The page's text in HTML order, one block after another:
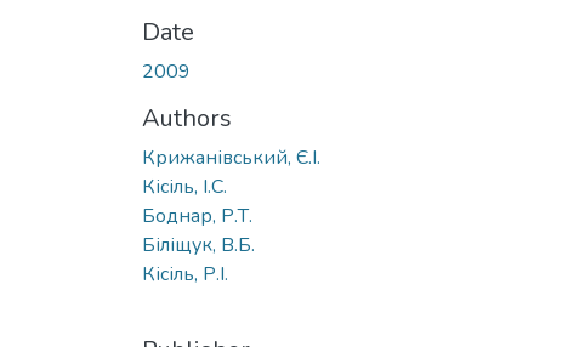
Date
2009
Authors
Крижанівський, Є.І.
Кісіль, І.С.
Боднар, Р.Т.
Біліщук, В.Б.
Кісіль, Р.І.